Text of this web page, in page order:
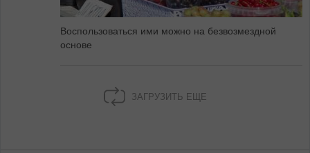
Воспользоваться ими можно на безвозмездной
основе
ЗАГРУЗИТЬ ЕЩЕ